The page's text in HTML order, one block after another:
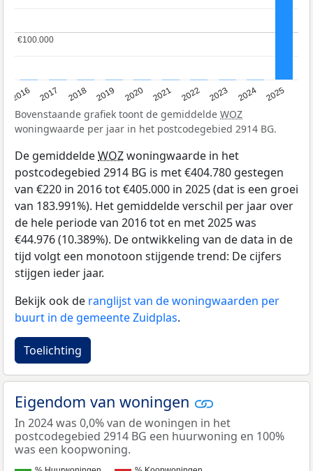
2016 2017 2018 2019 2020 2021 2022 2023 2024 2025
€100.000
€100.000
Bovenstaande grafiek toont de gemiddelde WOZ
woningwaarde per jaar in het postcodegebied 2914 BG.
De gemiddeldeWOZwoningwaarde in het
postcodegebied 2914 BG is met €404.780 gestegen
van €220 in 2016 tot €405.000 in 2025 (dat is een groei
van 183.991%). Het gemiddelde verschil per jaar over
de hele periode van 2016 tot en met 2025 was
€44.976 (10.389%). De ontwikkeling van de data in de
tijd volgt een monotoon stijgende trend: De cijfers
stijgen ieder jaar.
Bekijk ook de ranglijst van de woningwaarden per
buurt in de gemeente Zuidplas.
Toelichting
Eigendom van woningen
In 2024 was 0,0% van de woningen in het
postcodegebied 2914 BG een huurwoning en 100%
was een koopwoning.